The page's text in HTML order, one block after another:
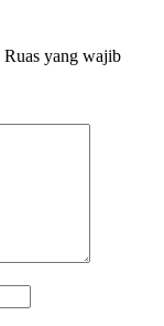
Ruas yang wajib